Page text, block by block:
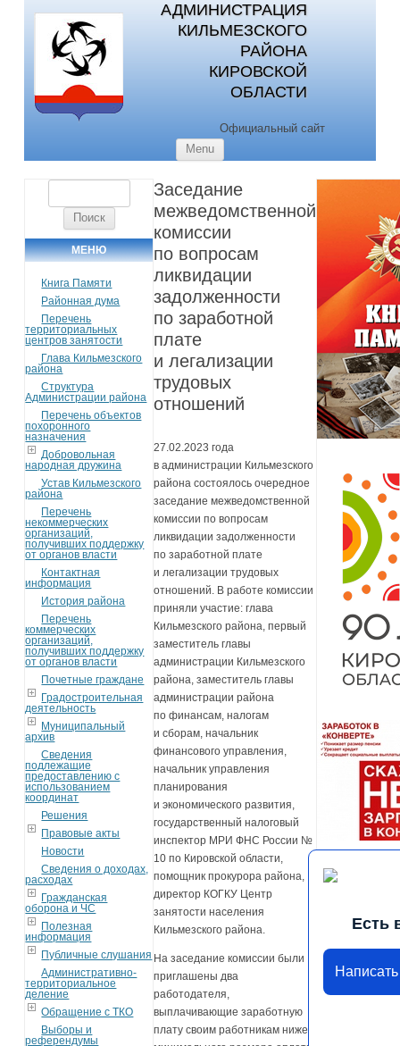
АДМИНИСТРАЦИЯ
КИЛЬМЕЗСКОГО
РАЙОНА
КИРОВСКОЙ
ОБЛАСТИ
Официальный сайт
Menu
МЕНЮ
Книга Памяти
Районная дума
Перечень
территориальных
центров занятости
Глава Кильмезского
района
Структура
Администрации района
Перечень объектов
похоронного
назначения
Добровольная
народная дружина
Устав Кильмезского
района
Перечень
некоммерческих
организаций,
получивших поддержку
от органов власти
Контактная
информация
История района
Перечень
коммерческих
организаций,
получивших поддержку
от органов власти
Почетные граждане
Градостроительная
деятельность
Муниципальный
архив
Сведения
подлежащие
предоставлению с
использованием
координат
Решения
Правовые акты
Новости
Сведения о доходах,
расходах
Гражданская
оборона и ЧС
Полезная
информация
Публичные слушания
Административно-
территориальное
деление
Обращение с ТКО
Выборы и
референдумы
Заседание
межведомственной
комиссии
по вопросам
ликвидации
задолженности
по заработной
плате
и легализации
трудовых
отношений
27.02.2023 года
в администрации Кильмезского
района состоялось очередное
заседание межведомственной
комиссии по вопросам
ликвидации задолженности
по заработной плате
и легализации трудовых
отношений. В работе комиссии
приняли участие: глава
Кильмезского района, первый
заместитель главы
администрации Кильмезского
района, заместитель главы
администрации района
по финансам, налогам
и сборам, начальник
финансового управления,
начальник управления
планирования
и экономического развития,
государственный налоговый
инспектор МРИ ФНС России №
10 по Кировской области,
помощник прокурора района,
директор КОГКУ Центр
занятости населения
Кильмезского района.
На заседание комиссии были
приглашены два
работодателя,
выплачивающие заработную
плату своим работникам ниже
Есть